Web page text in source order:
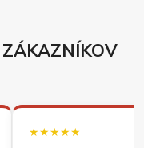
★★★★★